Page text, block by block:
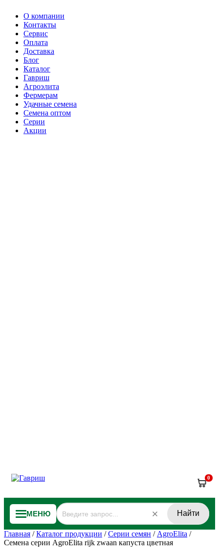
О компании
Контакты
Сервис
Оплата
Доставка
Блог
Каталог
Гавриш
Агроэлита
Фермерам
Удачные семена
Семена оптом
Серии
Акции
0
МЕНЮ Найти
Главная /Каталог продукции /Серии семян / AgroElita /
Семена серии AgroElita rijk zwaan капуста цветная